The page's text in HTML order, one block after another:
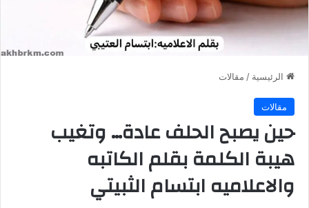
الرئيسية / مقالات
مقالات
حين يصبح الحلف عادة… وتغيب
هيبة الكلمة بقلم الكاتبه
والاعلاميه ابتسام الثبيتي